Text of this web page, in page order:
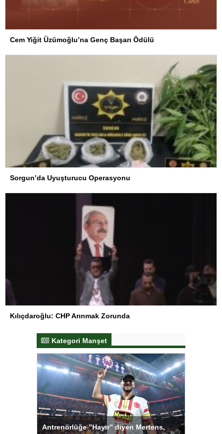
Cem Yiğit Üzümoğlu’na Genç Başarı Ödülü
Sorgun’da Uyuşturucu Operasyonu
Kılıçdaroğlu: CHP Arınmak Zorunda
Kategori Manşet
Salihli Sporcuları Kuraş’ta Gururlandırdı